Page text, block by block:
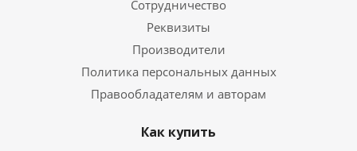
Сотрудничество
Реквизиты
Производители
Политика персональных данных
Правообладателям и авторам
Как купить